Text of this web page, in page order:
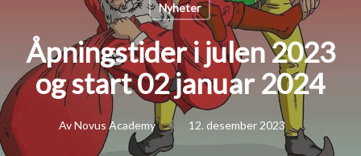
Nyheter
Åpningstider i julen 2023
og start 02 januar 2024
Av Novus Academy 12. desember 2023